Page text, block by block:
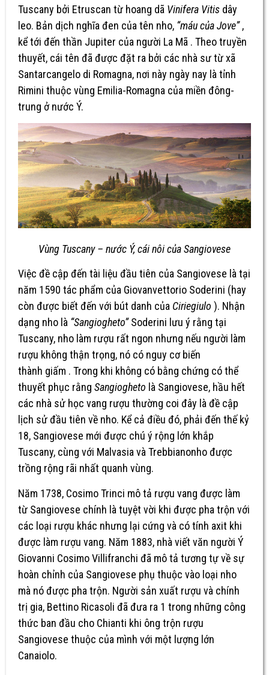
Tuscany bởi Etruscan từ hoang dã Vinifera Vitis dây
leo. Bản dịch nghĩa đen của tên nho, “máu của Jove”,
kể tới đến thần Jupiter của người La Mã . Theo truyền
thuyết, cái tên đã được đặt ra bởi các nhà sư từ xã
Santarcangelo di Romagna, nơi này ngày nay là tỉnh
Rimini thuộc vùng Emilia-Romagna của miền đông-
trung ở nước Ý.
Vùng Tuscany – nước Ý, cái nôi của Sangiovese
Việc đề cập đến tài liệu đầu tiên của Sangiovese là tại
năm 1590 tác phẩm của Giovanvettorio Soderini (hay
còn được biết đến với bút danh của Ciriegiulo ). Nhận
dạng nho là “Sangiogheto”Soderini lưu ý rằng tại
Tuscany, nho làm rượu rất ngon nhưng nếu người làm
rượu không thận trọng, nó có nguy cơ biến
thành giấm . Trong khi không có bằng chứng có thể
thuyết phục rằng Sangiogheto là Sangiovese, hầu hết
các nhà sử học vang rượu thường coi đây là đề cập
lịch sử đầu tiên về nho. Kể cả điều đó, phải đến thế kỷ
18, Sangiovese mới được chú ý rộng lớn khắp
Tuscany, cùng với Malvasia và Trebbianonho được
trồng rộng rãi nhất quanh vùng.
Năm 1738, Cosimo Trinci mô tả rượu vang được làm
từ Sangiovese chính là tuyệt vời khi được pha trộn với
các loại rượu khác nhưng lại cứng và có tính axit khi
được làm rượu vang. Năm 1883, nhà viết văn người Ý
Giovanni Cosimo Villifranchi đã mô tả tương tự về sự
hoàn chỉnh của Sangiovese phụ thuộc vào loại nho
mà nó được pha trộn. Người sản xuất rượu và chính
trị gia, Bettino Ricasoli đã đưa ra 1 trong những công
thức ban đầu cho Chianti khi ông trộn rượu
Sangiovese thuộc của mình với một lượng lớn
Canaiolo.